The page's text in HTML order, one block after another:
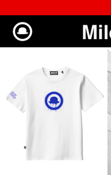
✔︎ Spedizione e reso gratuiti da €100